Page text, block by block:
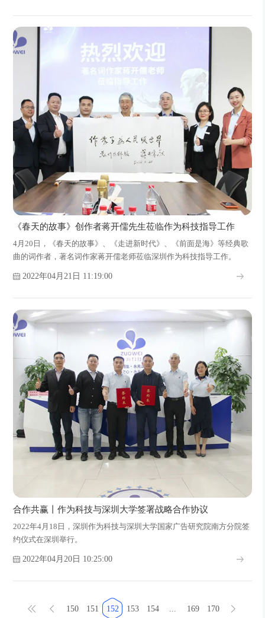
《春天的故事》创作者蒋开儒先生莅临作为科技指导工作
4月20日，《春天的故事》、《走进新时代》、《前面是海》等经典歌
曲的词作者，著名词作家蒋开儒老师莅临深圳作为科技指导工作。
2022年04月21日 11:19:00
合作共赢丨作为科技与深圳大学签署战略合作协议
2022年4月18日，深圳作为科技与深圳大学国家广告研究院南方分院签
约仪式在深圳举行。
2022年04月20日 10:25:00
150 151 152 153 154 ... 169 170